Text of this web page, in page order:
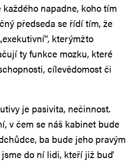
napadne, koho tím
předseda se řídí tím, že
kterýmžto
ty funkce mozku, které
cílevědomost či
je pasivita, nečinnost.
v čem se náš kabinet bude
ba bude jeho pravým
do ní lidi, kteří již buď